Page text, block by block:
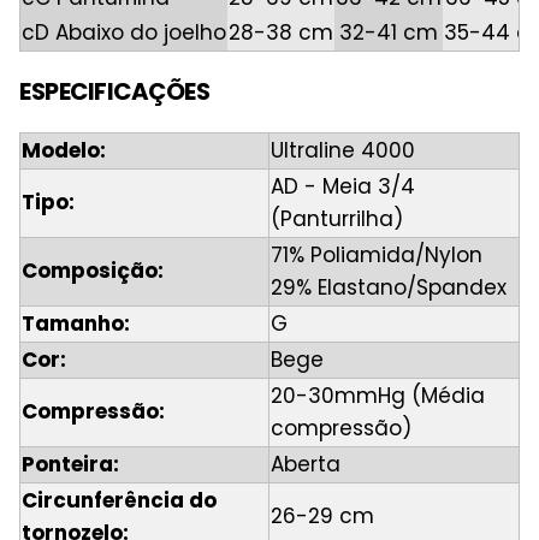
cD Abaixo do joelho28-38 cm 32-41 cm 35-44
ESPECIFICAÇÕES
Modelo:
Ultraline 4000
Tipo:
AD - Meia 3/4
(Panturrilha)
Composição:
71% Poliamida/Nylon
29% Elastano/Spandex
Tamanho:
G
Cor:
Bege
Compressão:
20-30mmHg (Média
compressão)
Ponteira:
Aberta
Circunferência do
tornozelo:
26-29 cm